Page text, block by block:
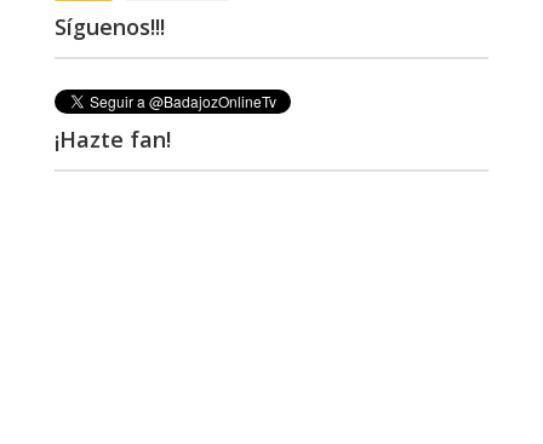
Síguenos!!!
¡Hazte fan!